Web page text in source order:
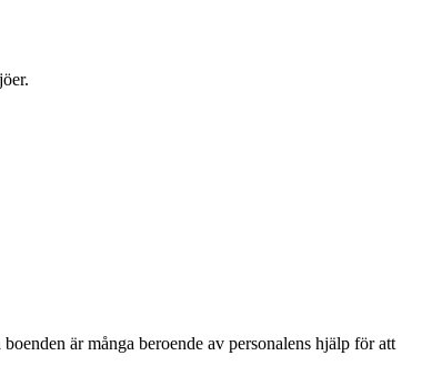
är många beroende av personalens hjälp för att